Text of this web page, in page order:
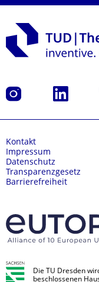
Instagram LinkedIn
Kontakt
Impressum
Datenschutz
Transparenzgesetz
Barrierefreiheit
Die TU Dresden
beschlossenen